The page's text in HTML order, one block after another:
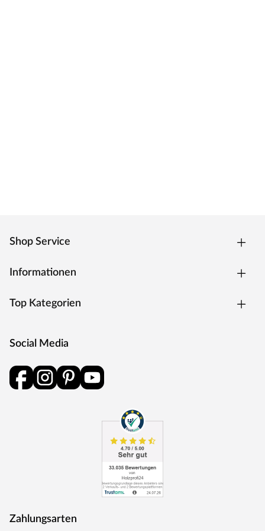
Shop Service
Informationen
Top Kategorien
Social Media
Zahlungsarten